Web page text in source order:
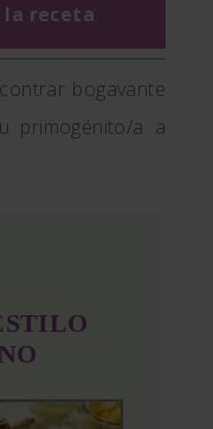
la receta.
bogavante
primogénito/a a